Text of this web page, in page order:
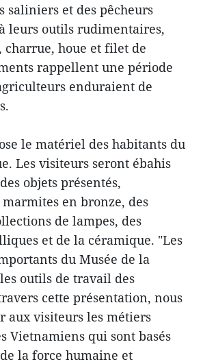
saliniers et des pêcheurs
leurs outils rudimentaires,
charrue, houe et filet de
rappellent une période
enduraient de
le matériel des habitants du
Les visiteurs seront ébahis
objets présentés,
en bronze, des
de lampes, des
et de la céramique. "Les
du Musée de la
outils de travail des
cette présentation, nous
aux visiteurs les métiers
Vietnamiens qui sont basés
la force humaine et